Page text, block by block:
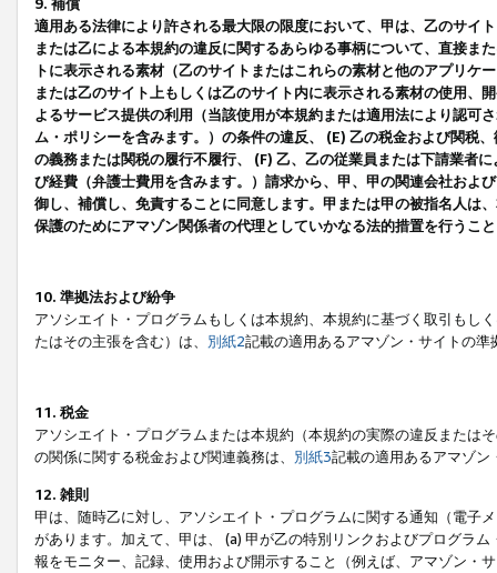
9. 補償
適用ある法律により許される最大限の限度において、甲は、乙のサイ
または乙による本規約の違反に関するあらゆる事柄について、直接ま
トに表示される素材（乙のサイトまたはこれらの素材と他のアプリ
または乙のサイト上もしくは乙のサイト内に表示される素材の使用、
よるサービス提供の利用（当該使用が本規約または適用法により認可
ム・ポリシーを含みます。）の条件の違反、 (E) 乙の税金および関税
の義務または関税の履行不履行、 (F) 乙、乙の従業員または下請業者
び経費（弁護士費用を含みます。）請求から、甲、甲の関連会社およ
御し、補償し、免責することに同意します。甲または甲の被指名人は
保護のためにアマゾン関係者の代理としていかなる法的措置を行うこ
10. 準拠法および紛争
アソシエイト・プログラムもしくは本規約、本規約に基づく取引もし
たはその主張を含む）は、 別紙2記載の適用あるアマゾン・サイトの
11. 税金
アソシエイト・プログラムまたは本規約（本規約の実際の違反または
の関係に関する税金および関連義務は、 別紙3記載の適用あるアマゾン
12. 雑則
甲は、随時乙に対し、アソシエイト・プログラムに関する通知（電子
があります。加えて、甲は、 (a) 甲が乙の特別リンクおよびプログラ
報をモニター、記録、使用および開示すること（例えば、アマゾン・